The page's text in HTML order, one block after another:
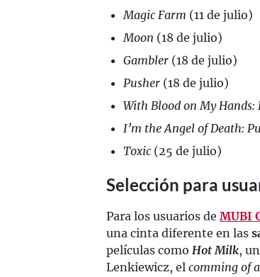
Magic Farm (11 de julio)
Moon (18 de julio)
Gambler (18 de julio)
Pusher (18 de julio)
With Blood on My Hands:
I’m the Angel of Death:
Toxic (25 de julio)
Selección para
Para los usuarios de MUBI
una cinta diferente en las
películas como Hot Milk,
Lenkiewicz, el comming of